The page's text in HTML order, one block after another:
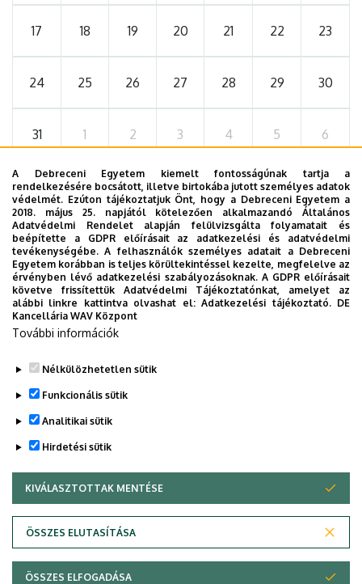
17 18 19 20 21 22 23
24 25 26 27 28 29 30
31 1 2 3 4 5 6
2026. szeptember 19.
ÁOK-diplomaosztó ünnepség
Az Általános Orvostudományi Kar szeptember 19-
én, szombaton 11 órától tartja nyári diplomaosztó
ünnepségét a Főépület Díszudvarán. A Multimédia
és E-learning Technikai Központ a youtube-on
élőben közvetíti az oklevélátadót.
ÜNNEPSÉG, DIPLOMAOSZTÓ
Adatvédelem
A Debreceni Egyetem kiemelt fontosságúnak tartja a
rendelkezésére bocsátott, illetve birtokába jutott személyes adatok
védelmét. Ezúton tájékoztatjuk Önt, hogy a Debreceni Egyetem a
2018. május 25. napjától kötelezően alkalmazandó Általános
Adatvédelmi Rendelet alapján felülvizsgálta folyamatait és
beépítette a GDPR előírásait az adatkezelési és adatvédelmi
tevékenységébe. A felhasználók személyes adatait a Debreceni
Egyetem korábban is teljes körültekintéssel kezelte, megfelelve az
érvényben lévő adatkezelési szabályozásoknak. A GDPR előírásait
követve frissítettük Adatvédelmi Tájékoztatónkat, amelyet az
alábbi linkre kattintva olvashat el:Adatkezelési tájékoztató. DE
Kancellária WAV Központ
További információk
Nélkülözhetetlen sütik
Funkcionális sütik
Analitikai sütik
Hirdetési sütik
KIVÁLASZTOTTAK MENTÉSE
ÖSSZES ELUTASÍTÁSA
WITHDRAW CONSENT
ÖSSZES ELFOGADÁSA